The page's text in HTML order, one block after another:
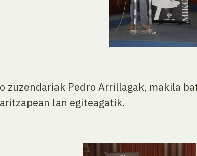
zuzendariak Pedro Arrillagak, makila
lan egiteagatik.